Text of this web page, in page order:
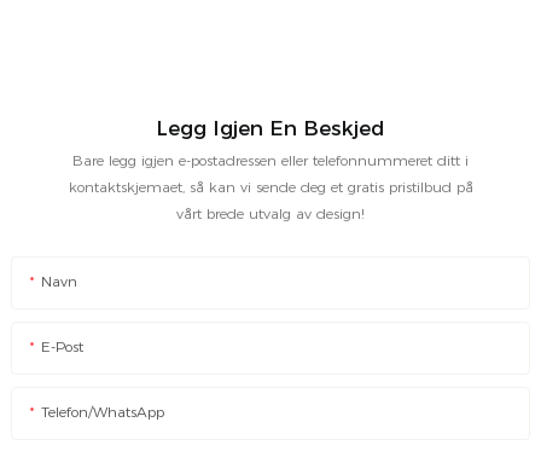
Legg Igjen En Beskjed
Bare legg igjen e-postadressen eller telefonnummeret ditt i
kontaktskjemaet, så kan vi sende deg et gratis pristilbud på
vårt brede utvalg av design!
Navn
E-Post
Telefon/WhatsApp